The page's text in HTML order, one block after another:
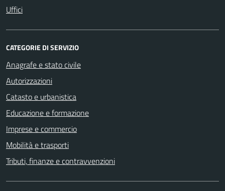
Uffici
CATEGORIE DI SERVIZIO
Anagrafe e stato civile
Autorizzazioni
Catasto e urbanistica
Educazione e formazione
Imprese e commercio
Mobilità e trasporti
Tributi, finanze e contravvenzioni